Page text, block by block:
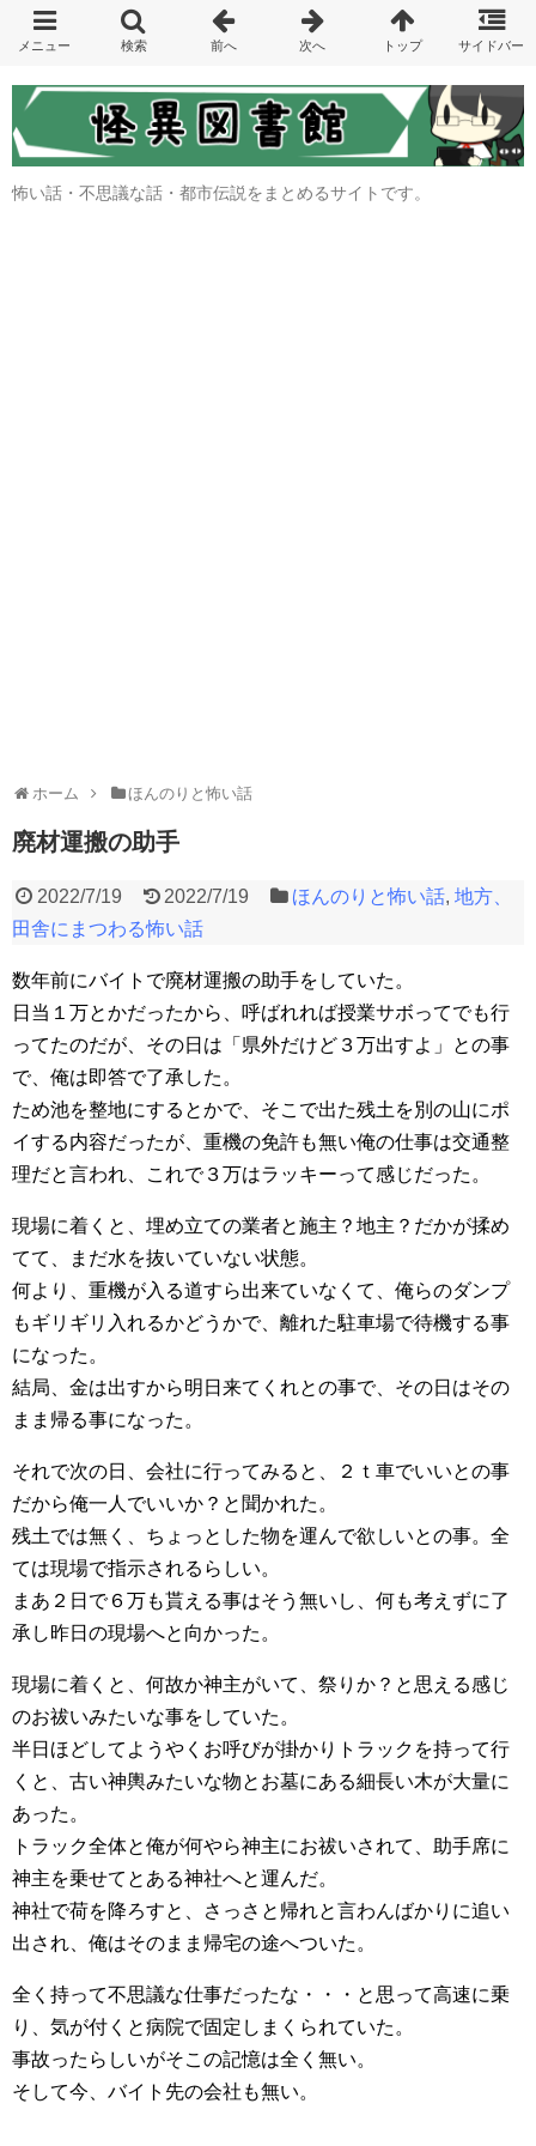
怖い話・不思議な話・都市伝説をまとめるサイトです。
ホーム ほんのりと怖い話
廃材運搬の助手
2022/7/19 2022/7/19 ほんのりと怖い話,地方、
田舎にまつわる怖い話
数年前にバイトで廃材運搬の助手をしていた。
日当１万とかだったから、呼ばれれば授業サボってでも行
ってたのだが、その日は「県外だけど３万出すよ」との事
で、俺は即答で了承した。
ため池を整地にするとかで、そこで出た残土を別の山にポ
イする内容だったが、重機の免許も無い俺の仕事は交通整
理だと言われ、これで３万はラッキーって感じだった。
現場に着くと、埋め立ての業者と施主？地主？だかが揉め
てて、まだ水を抜いていない状態。
何より、重機が入る道すら出来ていなくて、俺らのダンプ
もギリギリ入れるかどうかで、離れた駐車場で待機する事
になった。
結局、金は出すから明日来てくれとの事で、その日はその
まま帰る事になった。
それで次の日、会社に行ってみると、２ｔ車でいいとの事
だから俺一人でいいか？と聞かれた。
残土では無く、ちょっとした物を運んで欲しいとの事。全
ては現場で指示されるらしい。
まあ２日で６万も貰える事はそう無いし、何も考えずに了
承し昨日の現場へと向かった。
現場に着くと、何故か神主がいて、祭りか？と思える感じ
のお祓いみたいな事をしていた。
半日ほどしてようやくお呼びが掛かりトラックを持って行
くと、古い神輿みたいな物とお墓にある細長い木が大量に
あった。
トラック全体と俺が何やら神主にお祓いされて、助手席に
神主を乗せてとある神社へと運んだ。
神社で荷を降ろすと、さっさと帰れと言わんばかりに追い
出され、俺はそのまま帰宅の途へついた。
全く持って不思議な仕事だったな・・・と思って高速に乗
り、気が付くと病院で固定しまくられていた。
事故ったらしいがそこの記憶は全く無い。
そして今、バイト先の会社も無い。